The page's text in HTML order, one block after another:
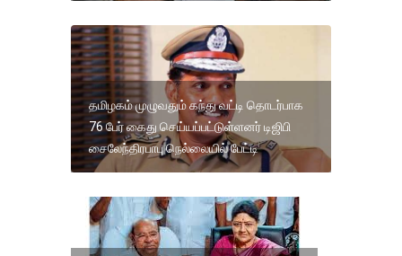
தமிழகம் முழுவதும் கந்து வட்டி தொடர்பாக
76 பேர் கைது செய்யப்பட்டுள்ளனர் டிஜிபி
சைலேந்திரபாபு நெல்லையில் பேட்டி